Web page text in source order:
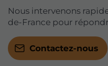
Nous intervenons
de-France pour
Contactez-nous